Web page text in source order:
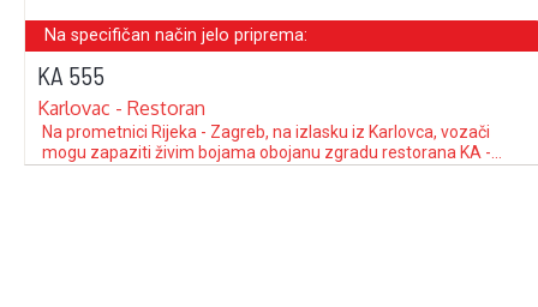
Na specifičan način jelo priprema:
KA 555
Karlovac - Restoran
Na prometnici Rijeka - Zagreb, na izlasku iz Karlovca, vozači
mogu zapaziti živim bojama obojanu zgradu restorana KA -